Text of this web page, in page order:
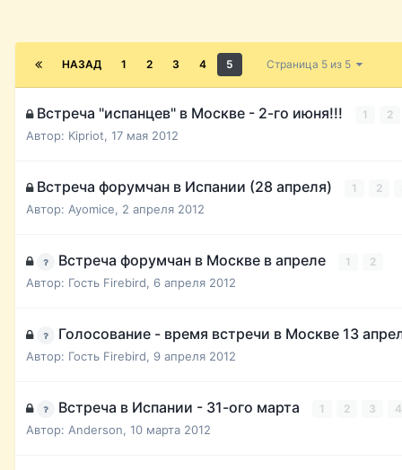
НАЗАД 1 2 3 4 5 Страница 5 из 5
Встреча "испанцев" в Москве - 2-го июня!!! 1 2
Автор: Kipriot, 17 мая 2012
Встреча форумчан в Испании (28 апреля) 1 2
Автор: Ayomice, 2 апреля 2012
Встреча форумчан в Москве в апреле 1 2
Автор: Гость Firebird, 6 апреля 2012
Голосование - время встречи в Москве 13
Автор: Гость Firebird, 9 апреля 2012
Встреча в Испании - 31-ого марта 1 2 3 4
Автор: Anderson, 10 марта 2012